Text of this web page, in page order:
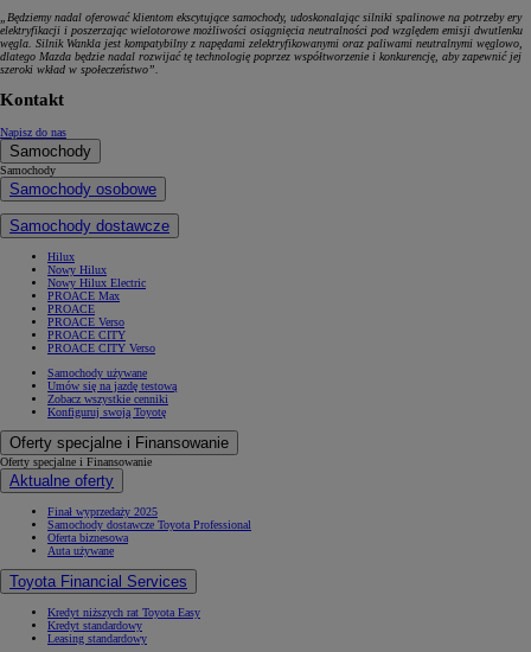
„Będziemy nadal oferować klientom ekscytujące samochody, udoskonalając silniki spalinowe na potrzeby ery
elektryfikacji i poszerzając wielotorowe możliwości osiągnięcia neutralności pod względem emisji dwutlenku
węgla. Silnik Wankla jest kompatybilny z napędami zelektryfikowanymi oraz paliwami neutralnymi węglowo,
dlatego Mazda będzie nadal rozwijać tę technologię poprzez współtworzenie i konkurencję, aby zapewnić jej
szeroki wkład w społeczeństwo”.
Kontakt
Napisz do nas
Samochody
Samochody
Samochody osobowe
Samochody dostawcze
Hilux
Nowy Hilux
Nowy Hilux Electric
PROACE Max
PROACE
PROACE Verso
PROACE CITY
PROACE CITY Verso
Samochody używane
Umów się na jazdę testową
Zobacz wszystkie cenniki
Konfiguruj swoją Toyotę
Oferty specjalne i Finansowanie
Oferty specjalne i Finansowanie
Aktualne oferty
Finał wyprzedaży 2025
Samochody dostawcze Toyota Professional
Oferta biznesowa
Auta używane
Toyota Financial Services
Kredyt niższych rat Toyota Easy
Kredyt standardowy
Leasing standardowy